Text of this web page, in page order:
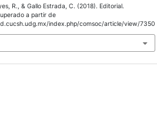
R., & Gallo Estrada, C. (2018). Editorial.
a partir de
index.php/comsoc/article/view/7350